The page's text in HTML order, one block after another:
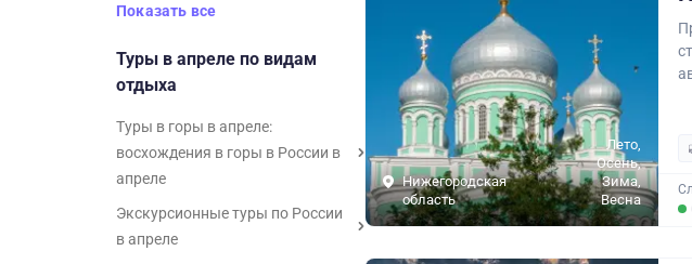
Показать все
Туры в апреле по видам
отдыха
Туры в горы в апреле:
восхождения в горы в России в
апреле
Экскурсионные туры по России
в апреле
Нижегородская
область
Лето,
Осень,
Зима,
Весна